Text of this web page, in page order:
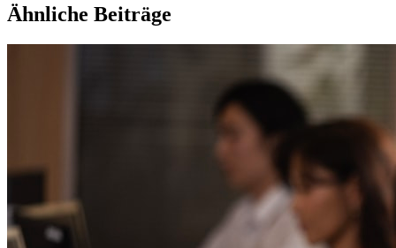
Ähnliche Beiträge